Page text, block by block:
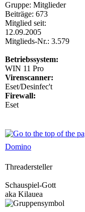
Gruppe: Mitglieder
Beiträge: 673
Mitglied seit:
12.09.2005
Mitglieds-Nr.: 3.579
Betriebssystem:
WIN 11 Pro
Virenscanner:
Eset/Desinfec't
Firewall:
Eset
Domino
Threadersteller
Schauspiel-Gott
aka Kilauea